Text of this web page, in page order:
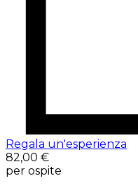
Regala un'esperienza
82,00 €
per ospite